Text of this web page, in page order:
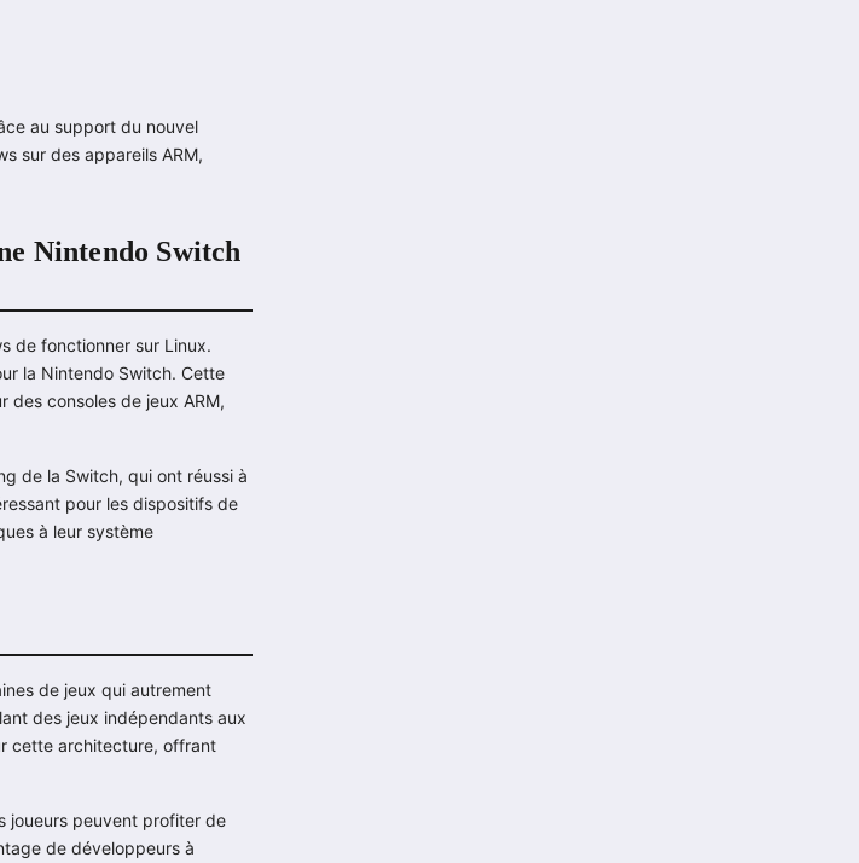
au support du nouvel
sur des appareils ARM,
Nintendo Switch
de fonctionner sur Linux.
la Nintendo Switch. Cette
des consoles de jeux ARM,
de la Switch, qui ont réussi à
pour les dispositifs de
à leur système
de jeux qui autrement
des jeux indépendants aux
cette architecture, offrant
joueurs peuvent profiter de
de développeurs à